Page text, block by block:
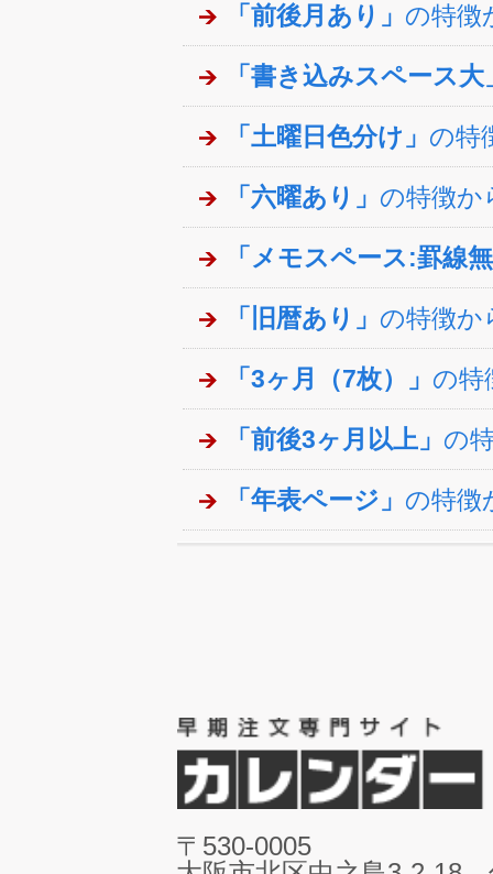
「前後月あり」 の特徴
「書き込みスペース大
「土曜日色分け」 の特
「六曜あり」 の特徴か
「メモスペース:罫線
「旧暦あり」 の特徴か
「3ヶ月（7枚）」 の特
「前後3ヶ月以上」 の
「年表ページ」 の特徴
〒530-0005